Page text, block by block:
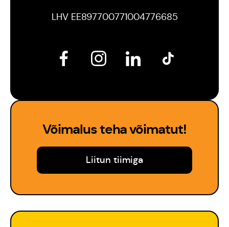
LHV EE897700771004776685
Võimalus teha võimatut!
Liitun tiimiga